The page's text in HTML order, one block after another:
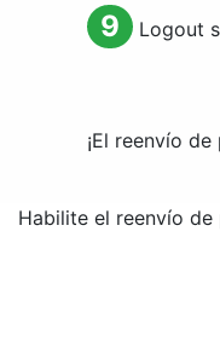
9 Logout
¡El reenvío
Habilite el reenvío de